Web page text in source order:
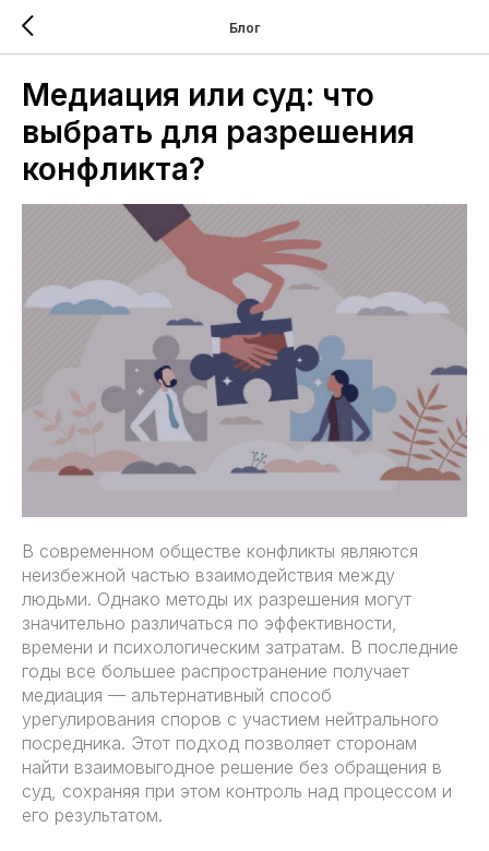
Блог
Медиация или суд: что
выбрать для разрешения
конфликта?
В современном обществе конфликты являются
неизбежной частью взаимодействия между
людьми. Однако методы их разрешения могут
значительно различаться по эффективности,
времени и психологическим затратам. В последние
годы все большее распространение получает
медиация — альтернативный способ
урегулирования споров с участием нейтрального
посредника. Этот подход позволяет сторонам
найти взаимовыгодное решение без обращения в
суд, сохраняя при этом контроль над процессом и
его результатом.